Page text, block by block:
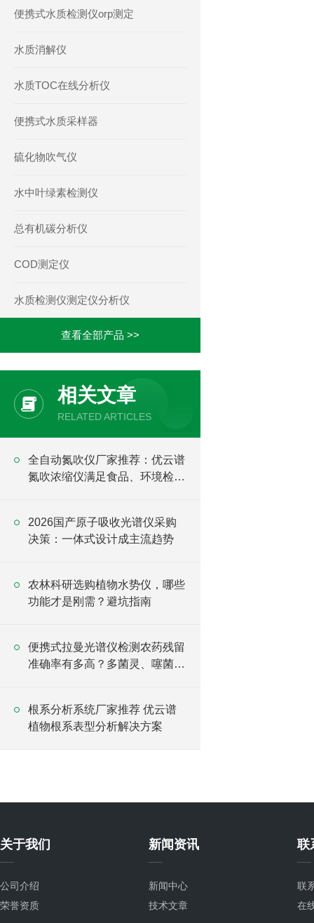
便携式水质检测仪orp测定
水质消解仪
水质TOC在线分析仪
便携式水质采样器
硫化物吹气仪
水中叶绿素检测仪
总有机碳分析仪
COD测定仪
水质检测仪测定仪分析仪
查看全部产品 >>
相关文章
RELATED ARTICLES
全自动氮吹仪厂家推荐：优云谱
氮吹浓缩仪满足食品、环境检测
2026国产原子吸收光谱仪采购
决策：一体式设计成主流趋势
农林科研选购植物水势仪，哪些
功能才是刚需？避坑指南
便携式拉曼光谱仪检测农药残留
准确率有多高？多菌灵、噻菌灵
根系分析系统厂家推荐 优云谱
植物根系表型分析解决方案
关于我们
公司介绍
荣誉资质
新闻资讯
新闻中心
技术文章
联
联
在